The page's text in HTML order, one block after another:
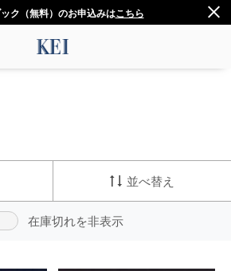
ク（無料）のお申込みはこちら
並べ替え
在庫切れを非表示